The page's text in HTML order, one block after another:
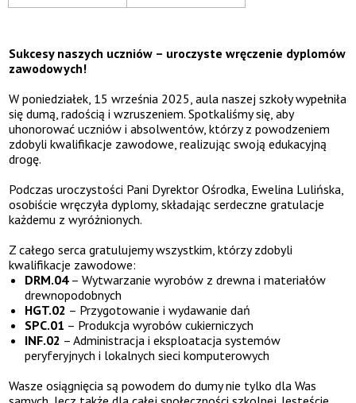
Sukcesy naszych uczniów – uroczyste wręczenie dyplomów
zawodowych!
W poniedziałek, 15 września 2025, aula naszej szkoły wypełniła
się dumą, radością i wzruszeniem. Spotkaliśmy się, aby
uhonorować uczniów i absolwentów, którzy z powodzeniem
zdobyli kwalifikacje zawodowe, realizując swoją edukacyjną
drogę.
Podczas uroczystości Pani Dyrektor Ośrodka, Ewelina Lulińska,
osobiście wręczyła dyplomy, składając serdeczne gratulacje
każdemu z wyróżnionych.
Z całego serca gratulujemy wszystkim, którzy zdobyli
kwalifikacje zawodowe:
DRM.04– Wytwarzanie wyrobów z drewna i materiałów
drewnopodobnych
HGT.02 – Przygotowanie i wydawanie dań
SPC.01 – Produkcja wyrobów cukierniczych
INF.02 – Administracja i eksploatacja systemów
peryferyjnych i lokalnych sieci komputerowych
Wasze osiągnięcia są powodem do dumy nie tylko dla Was